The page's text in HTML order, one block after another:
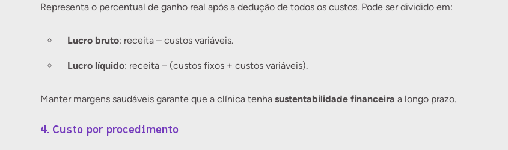
Representa o percentual de ganho real após a dedução de todos os custos. Pode ser dividido em:
Lucro bruto: receita – custos variáveis.
Lucro líquido: receita – (custos fixos + custos variáveis).
Manter margens saudáveis garante que a clínica tenhasustentabilidade financeira a longo prazo.
4. Custo por procedimento